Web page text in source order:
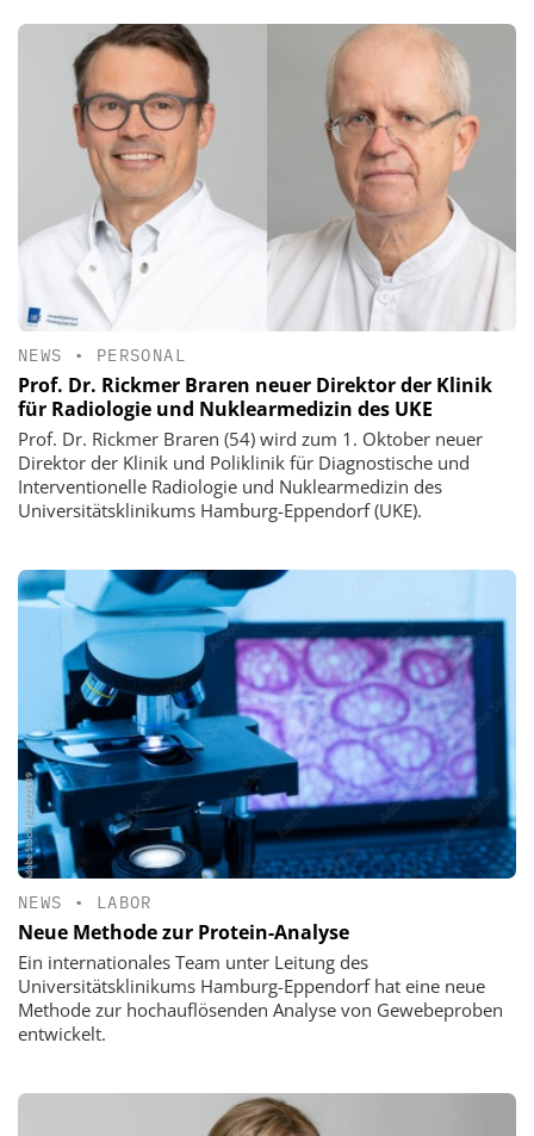
NEWS • PERSONAL
Prof. Dr. Rickmer Braren neuer Direktor der Klinik
für Radiologie und Nuklearmedizin des UKE
Prof. Dr. Rickmer Braren (54) wird zum 1. Oktober neuer
Direktor der Klinik und Poliklinik für Diagnostische und
Interventionelle Radiologie und Nuklearmedizin des
Universitätsklinikums Hamburg-Eppendorf (UKE).
NEWS • LABOR
Neue Methode zur Protein-Analyse
Ein internationales Team unter Leitung des
Universitätsklinikums Hamburg-Eppendorf hat eine neue
Methode zur hochauflösenden Analyse von Gewebeproben
entwickelt.